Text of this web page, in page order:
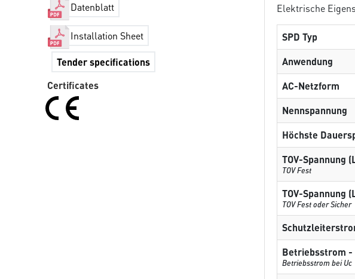
Datenblatt
Installation Sheet
Tender specifications
Certificates
Elektrische
SPD Typ
Anwendung
AC-Netzform
Nennspannung
Höchste
TOV-Spannung
TOV Fest
TOV-Spannung
TOV Fest oder Sicher
Betriebsstrom -
Betriebsstrom bei Uc